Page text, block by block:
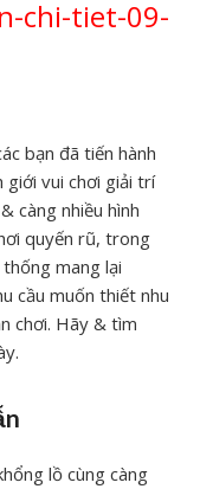
chi-tiet-09-
bạn đã tiến hành
giới vui chơi giải trí
càng nhiều hình
quyến rũ, trong
mang lại
cầu muốn thiết nhu
chơi. Hãy & tìm
lồ cùng càng